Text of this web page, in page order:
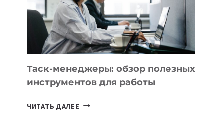
ИСКУССТВЕННОМУ
ИНТЕЛЛЕКТУ
Таск-менеджеры: обзор полезных
инструментов для работы
ЧИТАТЬ ДАЛЕЕ ТАСК-